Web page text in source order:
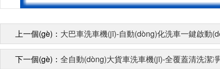
上一個(gè)： 大巴車洗車機(jī)-自動(dòng)化洗車一鍵啟動
下一個(gè)： 全自動(dòng)大貨車洗車機(jī)-全覆蓋清洗潔